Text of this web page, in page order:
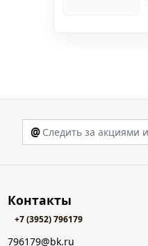
@
Контакты
+7 (3952) 796179
796179@bk.ru